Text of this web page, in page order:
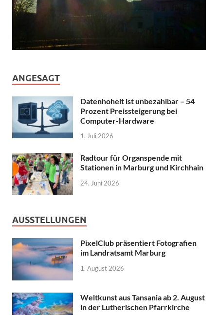
ANGESAGT
Datenhoheit ist unbezahlbar – 54
Prozent Preissteigerung bei
Computer-Hardware
1. Juli 2026
Radtour für Organspende mit
Stationen in Marburg und Kirchhain
24. Juni 2026
AUSSTELLUNGEN
PixelClub präsentiert Fotografien
im Landratsamt Marburg
1. August 2026
Weltkunst aus Tansania ab 2. August
in der Lutherischen Pfarrkirche